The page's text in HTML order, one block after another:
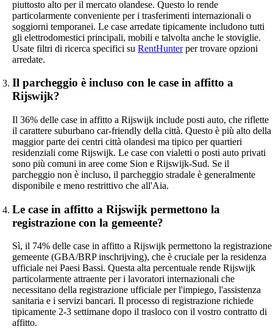
piuttosto alto per il mercato olandese. Questo lo rende
particolarmente conveniente per i trasferimenti internazionali o
soggiorni temporanei. Le case arredate tipicamente includono tutti
gli elettrodomestici principali, mobili e talvolta anche le stoviglie.
Usate filtri di ricerca specifici su RentHunterper trovare opzioni
arredate.
Il parcheggio è incluso con le case in affitto a
Rijswijk?
Il 36% delle case in affitto a Rijswijk include posti auto, che riflette
il carattere suburbano car-friendly della città. Questo è più alto della
maggior parte dei centri città olandesi ma tipico per quartieri
residenziali come Rijswijk. Le case con vialetti o posti auto privati
sono più comuni in aree come Sion e Rijswijk-Sud. Se il
parcheggio non è incluso, il parcheggio stradale è generalmente
disponibile e meno restrittivo che all'Aia.
Le case in affitto a Rijswijk permettono la
registrazione con la gemeente?
Sì, il 74% delle case in affitto a Rijswijk permettono la registrazione
gemeente (GBA/BRP inschrijving), che è cruciale per la residenza
ufficiale nei Paesi Bassi. Questa alta percentuale rende Rijswijk
particolarmente attraente per i lavoratori internazionali che
necessitano della registrazione ufficiale per l'impiego, l'assistenza
sanitaria e i servizi bancari. Il processo di registrazione richiede
tipicamente 2-3 settimane dopo il trasloco con il vostro contratto di
affitto.